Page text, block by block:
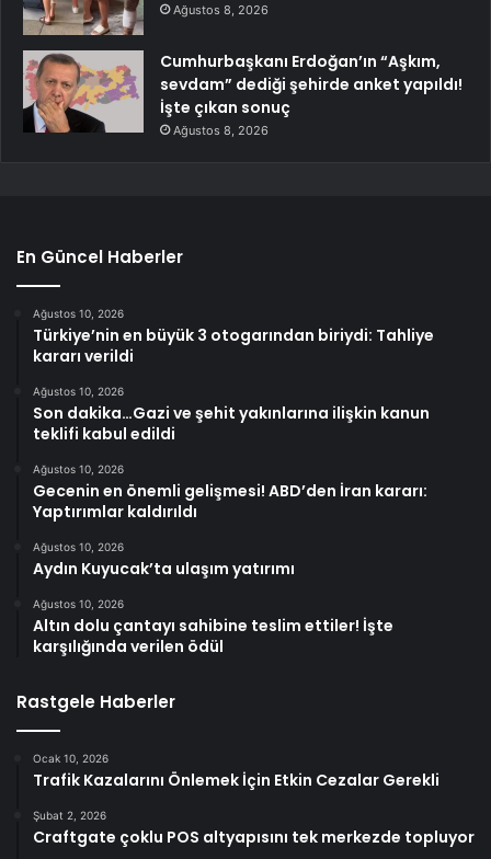
Ağustos 8, 2026
Cumhurbaşkanı Erdoğan’ın “Aşkım,
sevdam” dediği şehirde anket yapıldı!
İşte çıkan sonuç
Ağustos 8, 2026
En Güncel Haberler
Ağustos 10, 2026
Türkiye’nin en büyük 3 otogarından biriydi: Tahliye
kararı verildi
Ağustos 10, 2026
Son dakika…Gazi ve şehit yakınlarına ilişkin kanun
teklifi kabul edildi
Ağustos 10, 2026
Gecenin en önemli gelişmesi! ABD’den İran kararı:
Yaptırımlar kaldırıldı
Ağustos 10, 2026
Aydın Kuyucak’ta ulaşım yatırımı
Ağustos 10, 2026
Altın dolu çantayı sahibine teslim ettiler! İşte
karşılığında verilen ödül
Rastgele Haberler
Ocak 10, 2026
Trafik Kazalarını Önlemek İçin Etkin Cezalar Gerekli
Şubat 2, 2026
Craftgate çoklu POS altyapısını tek merkezde topluyor